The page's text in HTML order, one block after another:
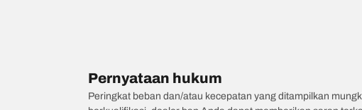
Pernyataan hukum
Peringkat beban dan/atau kecepatan yang ditampilkan